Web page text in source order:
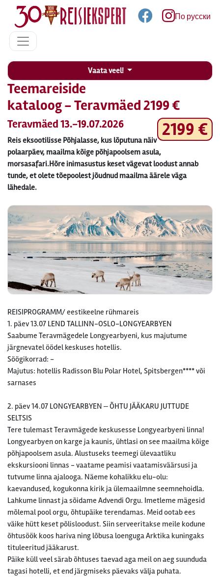
По русски
Vaata veel!
Teemareiside
kataloog - Teravmäed 2199 €
2199 €
Teravmäed 13.-19.07.2026
Reis eksootilisse Põhjalasse, kus lõputuna näiv
polaarpäev, maailma kõige põhjapoolsem asula,
morsasafari.Hõre inimasustus keset vägevat loodust annab
tunde, et olete tõepoolest jõudnud maailma äärele väga
lähedale.
REISIPROGRAMM/ eestikeelne rühmareis
1. päev 13.07 LEND TALLINN-OSLO-LONGYEARBYEN
Saabume Teravmägedele Longyearbyeni, kus majutume
järgnevatel öödel keskuses hotellis.
Söögikorrad: -
Majutus: hotellis Radisson Blu Polar Hotel, Spitsbergen**** või
sarnases
2. päev 14.07 LONGYEARBYEN ‒ ÕHTU JÄÄKARU JUTTUDE
SELTSIS
Tere tulemast Teravmägede keskusesse Longyearbyeni linna!
Longyearbyen on karge ja kaunis, ühtlasi on see maailma kõige
põhjapoolsem asula. Alustuseks teemegi ülevaatliku
ekskursiooni linnas - vaatame peamisi vaatamisväärsusi ja
tutvume linna ajalooga. Näeme kohalikku elu-olu:
kaevandused, kogukonna kirik ja ülemaailmne seemnehoidla.
Lahkume linnast ja sõidame Advendi Orgu. Imetleme mägesid
mõlemal pool orgu, õhtupäike terendamas. Meid ootab ees
väike hütt keset põlisloodust. Siin serveeritakse meile kodune
õhtusöök koos hariva ning lõbusa loenguga Arktika kuningaks
tituleeritud jääkarust.
Päike küll veel särab õhtuses taevad aga meil on aeg suunduda
tagasi hotelli, et end järgmiseks päevaks välja puhata.